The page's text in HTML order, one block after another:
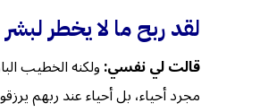
لقد ربح ما لا يخطر
قالت لي نفسي:ولكنه الخطيب
مجرد أحياء، بل أحياء عند ربهم